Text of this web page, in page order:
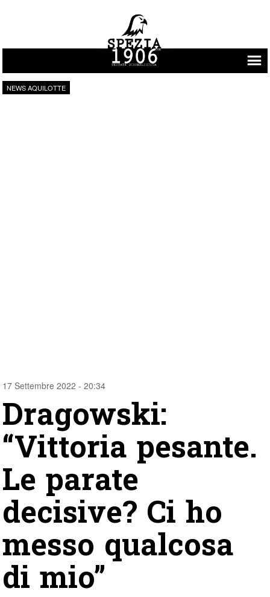
Vai al contenuto
NEWS AQUILOTTE
17 Settembre 2022 - 20:34
Dragowski:
“Vittoria pesante.
Le parate
decisive? Ci ho
messo qualcosa
di mio”